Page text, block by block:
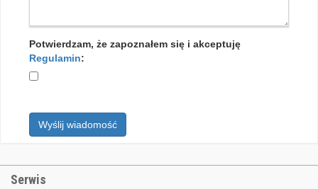
Potwierdzam, że zapoznałem się i akceptuję
Regulamin:
Wyślij wiadomość
Serwis